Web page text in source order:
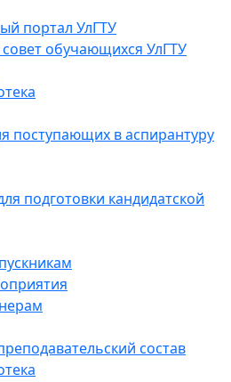
портал УлГТУ
обучающихся УлГТУ
поступающих в аспирантуру
подготовки кандидатской
состав